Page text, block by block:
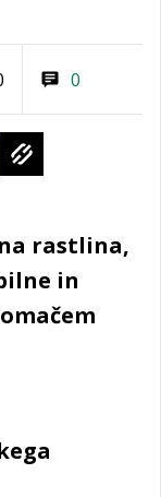
0
rastlina,
in